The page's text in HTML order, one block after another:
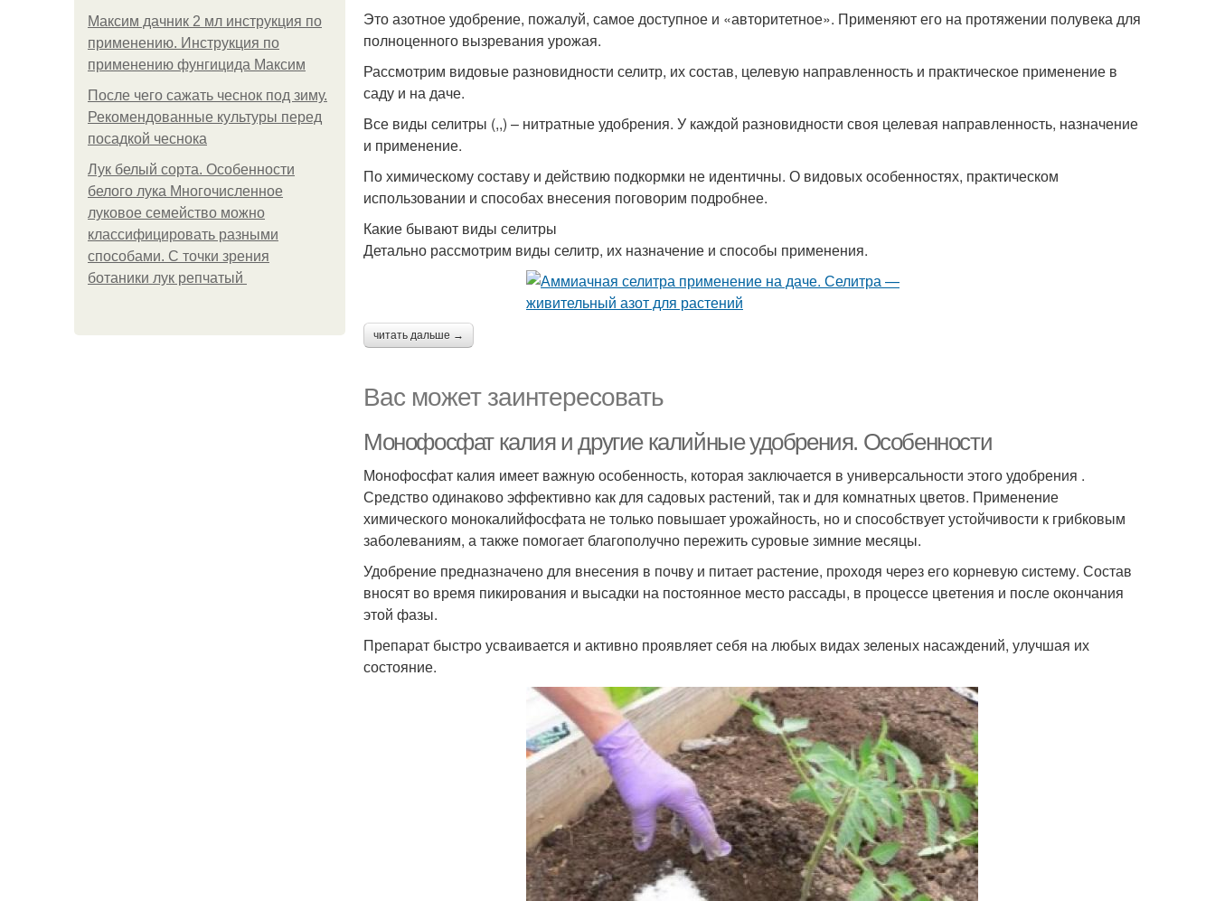
Максим дачник 2 мл инструкция по
применению. Инструкция по
применению фунгицида Максим
После чего сажать чеснок под зиму.
Рекомендованные культуры перед
посадкой чеснока
Лук белый сорта. Особенности
белого лука Многочисленное
луковое семейство можно
классифицировать разными
способами. С точки зрения
ботаники лук репчатый
Это азотное удобрение, пожалуй, самое доступное и «авторитетное». Применяют его на протяжении полувека для
полноценного вызревания урожая.
Рассмотрим видовые разновидности селитр, их состав, целевую направленность и практическое применение в
саду и на даче.
Все виды селитры (,,) – нитратные удобрения. У каждой разновидности своя целевая направленность, назначение
и применение.
По химическому составу и действию подкормки не идентичны. О видовых особенностях, практическом
использовании и способах внесения поговорим подробнее.
Какие бывают виды селитры
Детально рассмотрим виды селитр, их назначение и способы применения.
читать дальше →
Вас может заинтересовать
Монофосфат калия и другие калийные удобрения. Особенности
Монофосфат калия имеет важную особенность, которая заключается в универсальности этого удобрения .
Средство одинаково эффективно как для садовых растений, так и для комнатных цветов. Применение
химического монокалийфосфата не только повышает урожайность, но и способствует устойчивости к грибковым
заболеваниям, а также помогает благополучно пережить суровые зимние месяцы.
Удобрение предназначено для внесения в почву и питает растение, проходя через его корневую систему. Состав
вносят во время пикирования и высадки на постоянное место рассады, в процессе цветения и после окончания
этой фазы.
Препарат быстро усваивается и активно проявляет себя на любых видах зеленых насаждений, улучшая их
состояние.